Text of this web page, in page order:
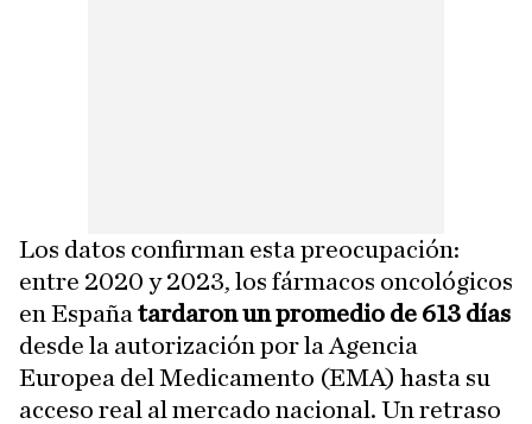
Los datos confirman esta preocupación:
entre 2020 y 2023, los fármacos oncológicos
en España tardaron un promedio de 613 días
desde la autorización por la Agencia
Europea del Medicamento (EMA) hasta su
acceso real al mercado nacional. Un retraso